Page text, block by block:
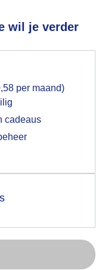
wil je verder
per maand)
cadeaus
bekeken
voor het
op hebt gegeven,
browser waarin
later